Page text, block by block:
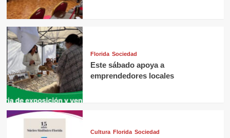
Florida Sociedad
Este sábado apoya a
emprendedores locales
Cultura Florida Sociedad